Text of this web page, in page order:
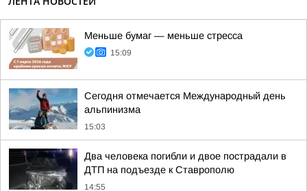
Меньше бумаг — меньше стресса
15:09
Сегодня отмечается Международный день
альпинизма
15:03
Два человека погибли и двое пострадали в
ДТП на подъезде к Ставрополю
14:55